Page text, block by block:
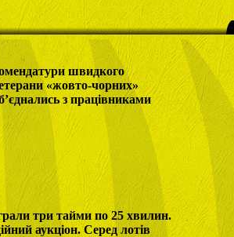
швидкого
«жовто-чорних»
з працівниками
три тайми по 25 хвилин.
аукціон. Серед лотів